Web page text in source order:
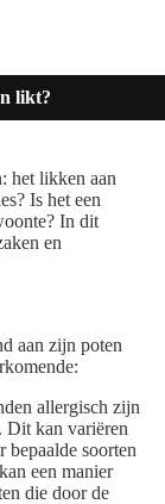
likt?
het likken aan
Is het een
In dit
en
aan zijn poten
allergisch zijn
Dit kan variëren
bepaalde soorten
een manier
die door de